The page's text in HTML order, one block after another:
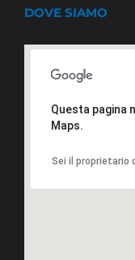
DOVE SIAMO
Questa pagina
Maps.
Sei il proprietario